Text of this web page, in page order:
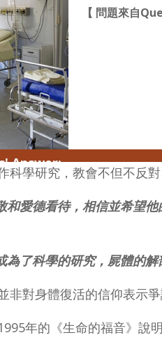
【 問題來自
Answer:
科學研究，教會不但不反
和愛德看待，相信並希望
了科學的研究，屍體的
對身體復活的信仰表示爭
年的《生命的福音》說